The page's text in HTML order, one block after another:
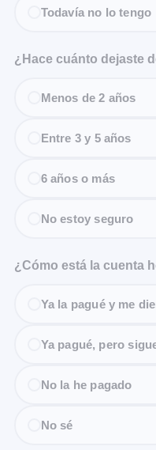
Todavía no lo tengo
¿Hace cuánto dejaste
Menos de 2 años
Entre 3 y 5 años
6 años o más
No estoy seguro
¿Cómo está la cuenta
Ya la pagué y me
Ya pagué, pero
No la he pagado
No sé